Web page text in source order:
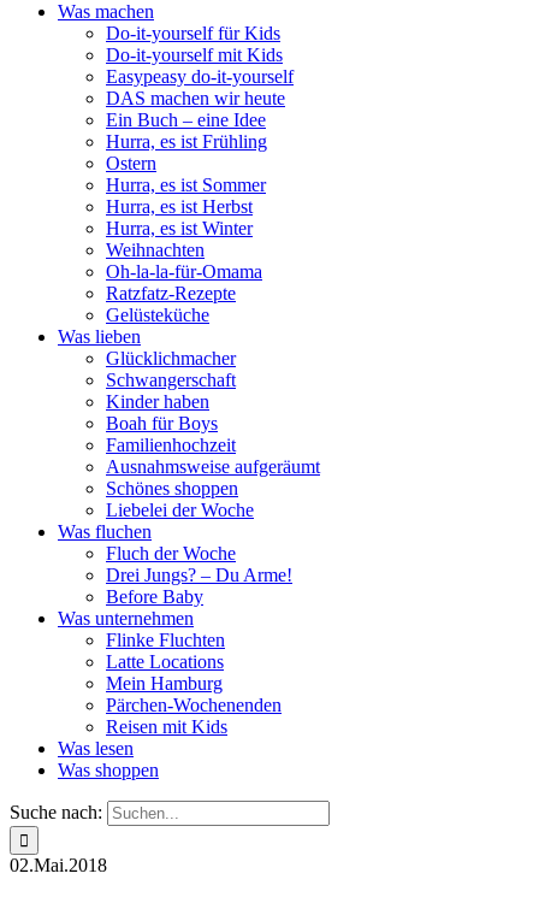
Was machen
Do-it-yourself für Kids
Do-it-yourself mit Kids
Easypeasy do-it-yourself
DAS machen wir heute
Ein Buch – eine Idee
Hurra, es ist Frühling
Ostern
Hurra, es ist Sommer
Hurra, es ist Herbst
Hurra, es ist Winter
Weihnachten
Oh-la-la-für-Omama
Ratzfatz-Rezepte
Gelüsteküche
Was lieben
Glücklichmacher
Schwangerschaft
Kinder haben
Boah für Boys
Familienhochzeit
Ausnahmsweise aufgeräumt
Schönes shoppen
Liebelei der Woche
Was fluchen
Fluch der Woche
Drei Jungs? – Du Arme!
Before Baby
Was unternehmen
Flinke Fluchten
Latte Locations
Mein Hamburg
Pärchen-Wochenenden
Reisen mit Kids
Was lesen
Was shoppen
Suche nach:
02.Mai.2018